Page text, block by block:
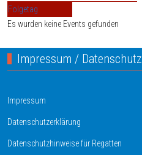
Folgetag
Es wurden keine Events gefunden
Impressum / Datenschutz
Impressum
Datenschutzerklärung
Datenschutzhinweise für Regatten